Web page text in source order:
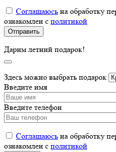
Соглашаюсь на обработку
ознакомлен с политикой
Дарим летний подарок!
Здесь можно выбрать подарок
Введите имя
Введите телефон
Соглашаюсь на обработку
ознакомлен с политикой